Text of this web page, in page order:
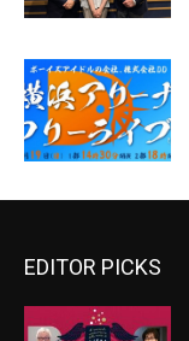
EDITOR PICKS